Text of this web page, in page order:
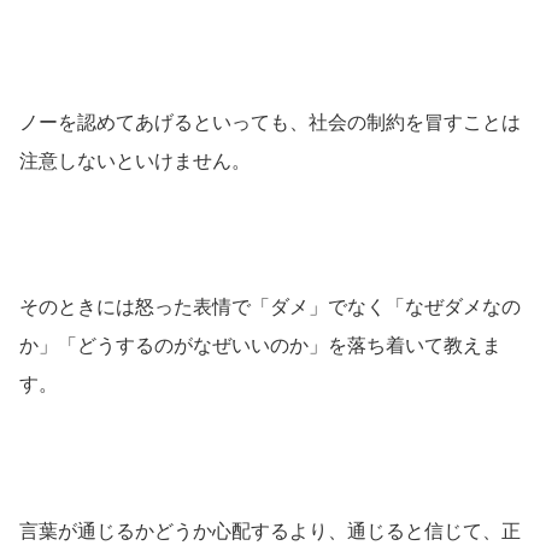
ノーを認めてあげるといっても、社会の制約を冒すことは
注意しないといけません。
そのときには怒った表情で「ダメ」でなく「なぜダメなの
か」「どうするのがなぜいいのか」を落ち着いて教えま
す。
言葉が通じるかどうか心配するより、通じると信じて、正